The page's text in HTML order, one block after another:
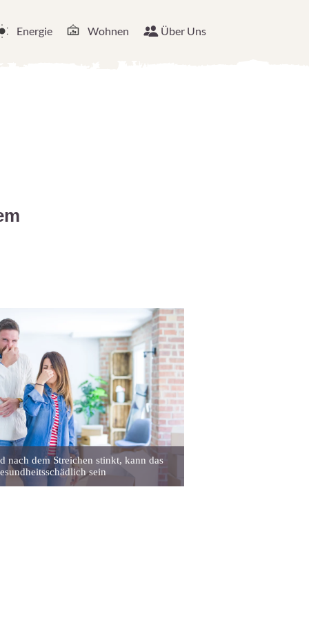
Energie Wohnen Über Uns
nach dem Streichen stinkt, kann das
sein